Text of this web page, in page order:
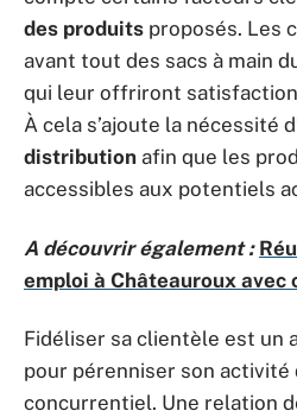
des produits proposés. Les
avant tout des sacs à main
qui leur offriront
À cela s’ajoute la nécessité
distribution afin que les
accessibles aux potentiels
A découvrir également :
emploi à Châteauroux avec
Fidéliser sa clientèle est un
pour pérenniser son activité
concurrentiel. Une relation